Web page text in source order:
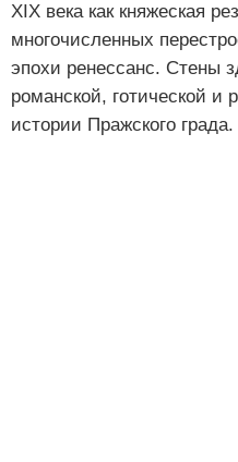
XIX века как княжеская
многочисленных
эпохи ренессанс. Стены
романской, готической и
истории Пражского града.